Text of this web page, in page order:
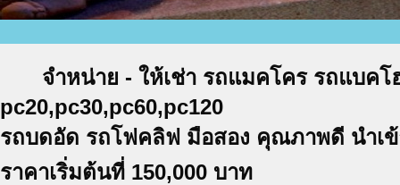
จำหน่าย - ให้เช่า รถแมคโคร รถแบคโ
pc20,pc30,pc60,pc120
รถบดอัด รถโฟคลิฟ มือสอง คุณภาพดี นำเ
ราคาเริ่มต้นที่ 150,000 บาท